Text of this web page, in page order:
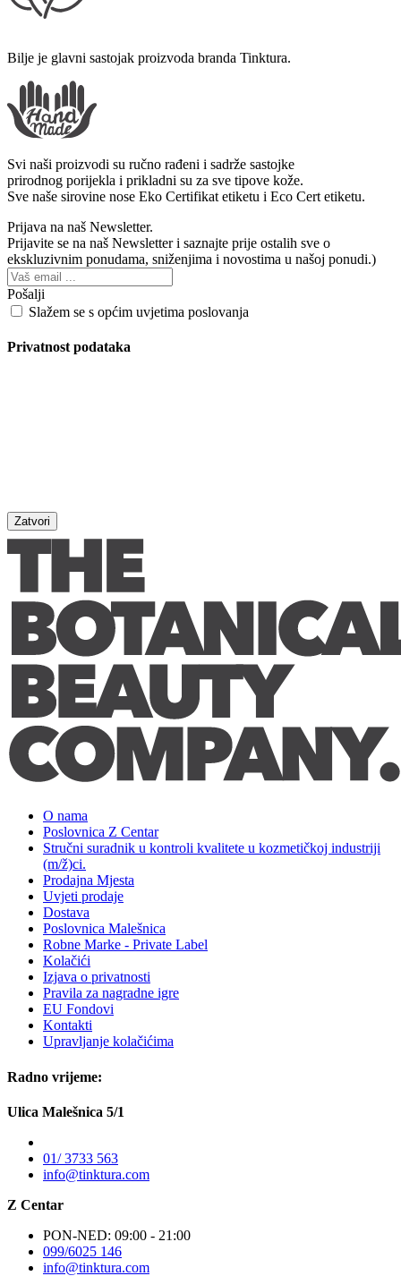
Bilje je glavni sastojak proizvoda branda Tinktura.
Svi naši proizvodi su ručno rađeni i sadrže sastojke
prirodnog porijekla i prikladni su za sve tipove kože.
Sve naše sirovine nose Eko Certifikat etiketu i Eco Cert etiketu.
Prijava na naš Newsletter.
Prijavite se na naš Newsletter i saznajte prije ostalih sve o
ekskluzivnim ponudama, sniženjima i novostima u našoj ponudi.)
Pošalji
Slažem se s općim uvjetima poslovanja
Privatnost podataka
Zatvori
O nama
Poslovnica Z Centar
Stručni suradnik u kontroli kvalitete u kozmetičkoj industriji
(m/ž)ci.
Prodajna Mjesta
Uvjeti prodaje
Dostava
Poslovnica Malešnica
Robne Marke - Private Label
Kolačići
Izjava o privatnosti
Pravila za nagradne igre
EU Fondovi
Kontakti
Upravljanje kolačićima
Radno vrijeme:
Ulica Malešnica 5/1
01/ 3733 563
info@tinktura.com
Z Centar
PON-NED: 09:00 - 21:00
099/6025 146
info@tinktura.com